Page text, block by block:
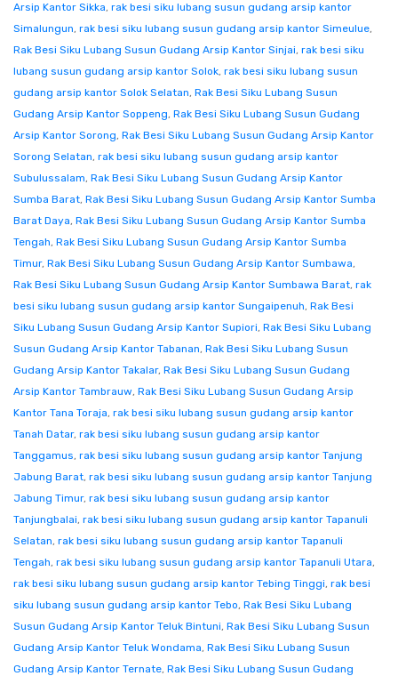
Arsip Kantor Sikka, rak besi siku lubang susun gudang arsip kantor
Simalungun, rak besi siku lubang susun gudang arsip kantor Simeulue,
Rak Besi Siku Lubang Susun Gudang Arsip Kantor Sinjai, rak besi siku
lubang susun gudang arsip kantor Solok, rak besi siku lubang susun
gudang arsip kantor Solok Selatan, Rak Besi Siku Lubang Susun
Gudang Arsip Kantor Soppeng, Rak Besi Siku Lubang Susun Gudang
Arsip Kantor Sorong, Rak Besi Siku Lubang Susun Gudang Arsip Kantor
Sorong Selatan, rak besi siku lubang susun gudang arsip kantor
Subulussalam, Rak Besi Siku Lubang Susun Gudang Arsip Kantor
Sumba Barat, Rak Besi Siku Lubang Susun Gudang Arsip Kantor Sumba
Barat Daya, Rak Besi Siku Lubang Susun Gudang Arsip Kantor Sumba
Tengah, Rak Besi Siku Lubang Susun Gudang Arsip Kantor Sumba
Timur, Rak Besi Siku Lubang Susun Gudang Arsip Kantor Sumbawa,
Rak Besi Siku Lubang Susun Gudang Arsip Kantor Sumbawa Barat, rak
besi siku lubang susun gudang arsip kantor Sungaipenuh, Rak Besi
Siku Lubang Susun Gudang Arsip Kantor Supiori, Rak Besi Siku Lubang
Susun Gudang Arsip Kantor Tabanan, Rak Besi Siku Lubang Susun
Gudang Arsip Kantor Takalar, Rak Besi Siku Lubang Susun Gudang
Arsip Kantor Tambrauw, Rak Besi Siku Lubang Susun Gudang Arsip
Kantor Tana Toraja, rak besi siku lubang susun gudang arsip kantor
Tanah Datar, rak besi siku lubang susun gudang arsip kantor
Tanggamus, rak besi siku lubang susun gudang arsip kantor Tanjung
Jabung Barat, rak besi siku lubang susun gudang arsip kantor Tanjung
Jabung Timur, rak besi siku lubang susun gudang arsip kantor
Tanjungbalai, rak besi siku lubang susun gudang arsip kantor Tapanuli
Selatan, rak besi siku lubang susun gudang arsip kantor Tapanuli
Tengah, rak besi siku lubang susun gudang arsip kantor Tapanuli Utara,
rak besi siku lubang susun gudang arsip kantor Tebing Tinggi, rak besi
siku lubang susun gudang arsip kantor Tebo, Rak Besi Siku Lubang
Susun Gudang Arsip Kantor Teluk Bintuni, Rak Besi Siku Lubang Susun
Gudang Arsip Kantor Teluk Wondama, Rak Besi Siku Lubang Susun
Gudang Arsip Kantor Ternate, Rak Besi Siku Lubang Susun Gudang